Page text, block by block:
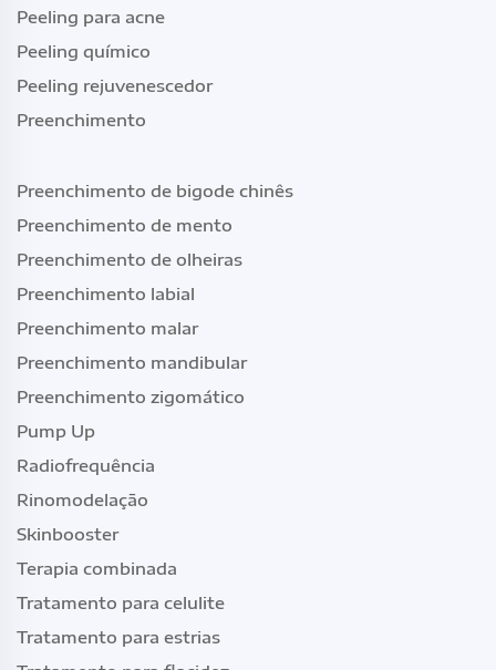
Peeling para acne
Peeling químico
Peeling rejuvenescedor
Preenchimento
Preenchimento de bigode chinês
Preenchimento de mento
Preenchimento de olheiras
Preenchimento labial
Preenchimento malar
Preenchimento mandibular
Preenchimento zigomático
Pump Up
Radiofrequência
Rinomodelação
Skinbooster
Terapia combinada
Tratamento para celulite
Tratamento para estrias